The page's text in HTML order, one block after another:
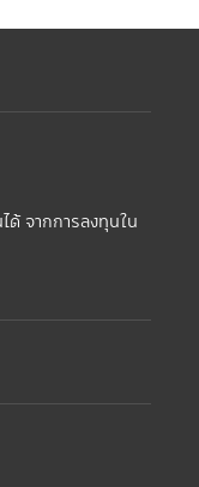
ด้ จากการลงทุนใน